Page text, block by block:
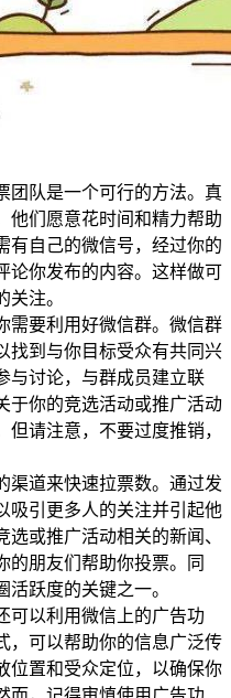
团队是一个可行的方法。真
他们愿意花时间和精力帮助
有自己的微信号，经过你的
论你发布的内容。这样做可
注。
需要利用好微信群。微信群
找到与你目标受众有共同兴
与讨论，与群成员建立联
于你的竞选活动或推广活动
请注意，不要过度推销，
渠道来快速拉票数。通过发
吸引更多人的关注并引起他
或推广活动相关的新闻、
的朋友们帮助你投票。同
跃度的关键之一。
可以利用微信上的广告功
，可以帮助你的信息广泛传
位置和受众定位，以确保你